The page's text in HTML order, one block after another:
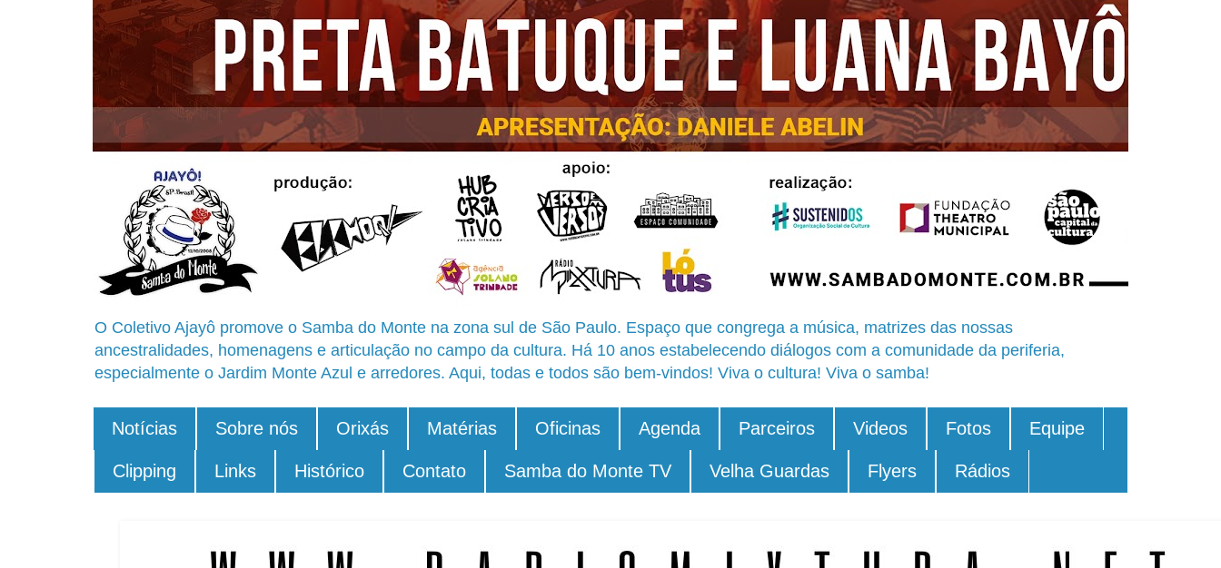
O Coletivo Ajayô promove o Samba do Monte na zona sul de São Paulo. Espaço que congrega a música, matrizes das nossas
ancestralidades, homenagens e articulação no campo da cultura. Há 10 anos estabelecendo diálogos com a comunidade da periferia,
especialmente o Jardim Monte Azul e arredores. Aqui, todas e todos são bem-vindos! Viva o cultura! Viva o samba!
Notícias Sobre nós Orixás Matérias Oficinas Agenda Parceiros Videos Fotos Equipe
Clipping Links Histórico Contato Samba do Monte TV Velha Guardas Flyers Rádios